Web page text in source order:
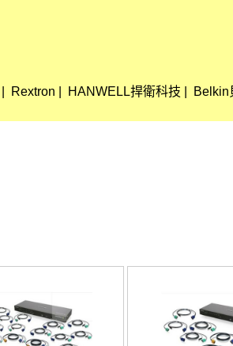
Rextron HANWELL捍衛科技 Belkin